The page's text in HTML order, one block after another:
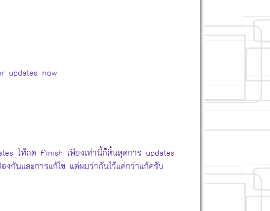
updates now
ให้กด Finish เพียงเท่านี้ก็สิ้นสุดการ updates
งกันและการแก้ไข แต่ผมว่ากันไว้แต่กว่าแก้ครับ